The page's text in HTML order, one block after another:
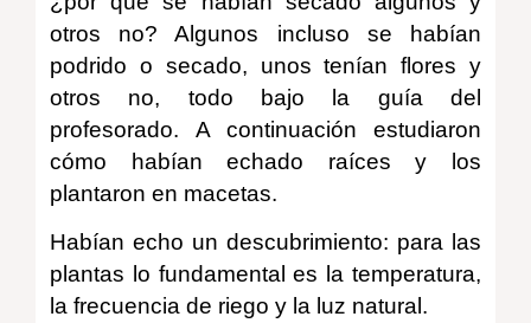
otros no? Algunos incluso se habían
podrido o secado, unos tenían flores y
otros no, todo bajo la guía del
profesorado. A continuación estudiaron
cómo habían echado raíces y los
plantaron en macetas.
Habían echo un descubrimiento: para las
plantas lo fundamental es la temperatura,
la frecuencia de riego y la luz natural.